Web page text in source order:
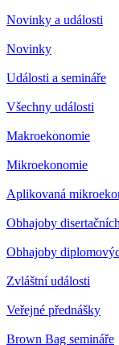
Novinky a události
Novinky
Události a semináře
Všechny události
Makroekonomie
Mikroekonomie
Aplikovaná
Obhajoby
Obhajoby
Zvláštní události
Veřejné přednášky
Brown Bag semináře